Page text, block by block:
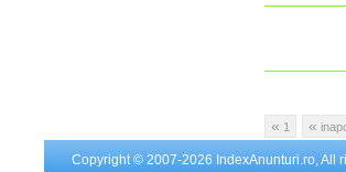
« 1 «
Copyright © 2007-2026 IndexAnunturi.ro, All